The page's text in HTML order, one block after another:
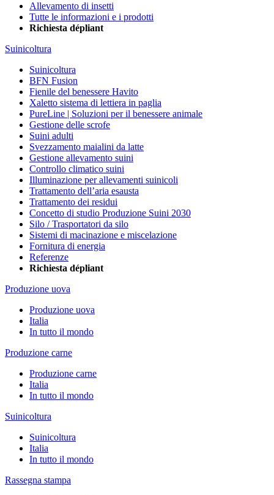
Allevamento di insetti
Tutte le informazioni e i prodotti
Richiesta dépliant
Suinicoltura
Suinicoltura
BFN Fusion
Fienile del benessere Havito
Xaletto sistema di lettiera in paglia
PureLine | Soluzioni per il benessere animale
Gestione delle scrofe
Suini adulti
Svezzamento maialini da latte
Gestione allevamento suini
Controllo climatico suini
Illuminazione per allevamenti suinicoli
Trattamento dell’aria esausta
Trattamento dei residui
Concetto di studio Produzione Suini 2030
Silo / Trasportatori da silo
Sistemi di macinazione e miscelazione
Fornitura di energia
Referenze
Richiesta dépliant
Produzione uova
Produzione uova
Italia
In tutto il mondo
Produzione carne
Produzione carne
Italia
In tutto il mondo
Suinicoltura
Suinicoltura
Italia
In tutto il mondo
Rassegna stampa